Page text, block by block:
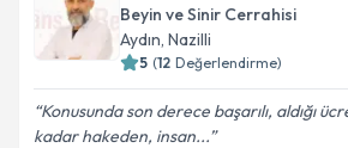
Beyin ve Sinir Cerrahisi
Aydın, Nazilli
5 (12 Değerlendirme)
Konusunda son derece başarılı, aldığı
kadar hakeden, insan...